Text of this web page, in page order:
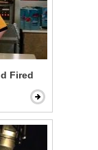
Fired